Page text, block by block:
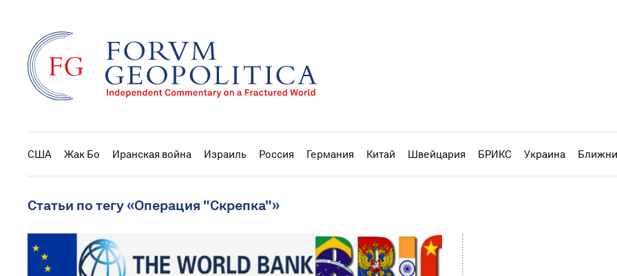
США Жак Бо Иранская война Израиль Россия Германия Китай Швейцария БРИКС Украина
Статьи по тегу «Операция "Скрепка"»